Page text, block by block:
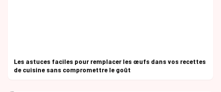
Les astuces faciles pour remplacer les œufs dans vos recettes
de cuisine sans compromettre le goût